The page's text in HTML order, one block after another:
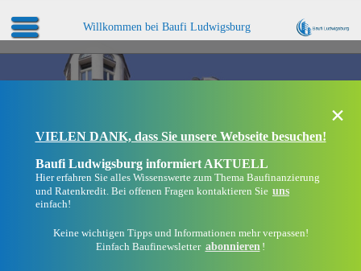
Willkommen bei Baufi Ludwigsburg
×
VIELEN DANK, dass Sie unsere Webseite besuchen!
Baufi Ludwigsburg informiert AKTUELL
Hier erfahren Sie alles Wissenswerte zum Thema Baufinanzierung
und Ratenkredit. Bei offenen Fragen kontaktieren Sie uns
einfach!
Keine wichtigen Tipps und Informationen mehr verpassen!
Einfach Baufinewsletter abonnieren !